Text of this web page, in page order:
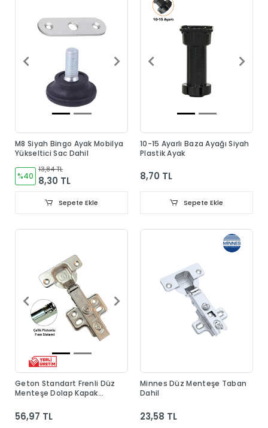
M8 Siyah Bingo Ayak Mobilya
Yükseltici Sac Dahil
%40
13,84 TL
8,30 TL
Sepete Ekle
10-15 Ayarlı Baza Ayağı Siyah
Plastik Ayak
8,70 TL
Sepete Ekle
Geton Standart Frenli Düz
Menteşe Dolap Kapak
56,97 TL
Minnes Düz Menteşe Taban
Dahil
23,58 TL